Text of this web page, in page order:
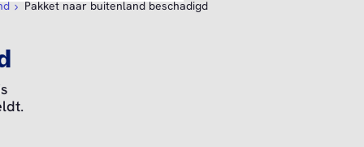
Pakket naar buitenland beschadigd